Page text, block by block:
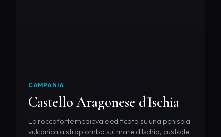
CAMPANIA
Castello Aragonese d'Ischia
La roccaforte medievale edificata su una penisola
vulcanica a strapiombo sul mare d'Ischia, custode